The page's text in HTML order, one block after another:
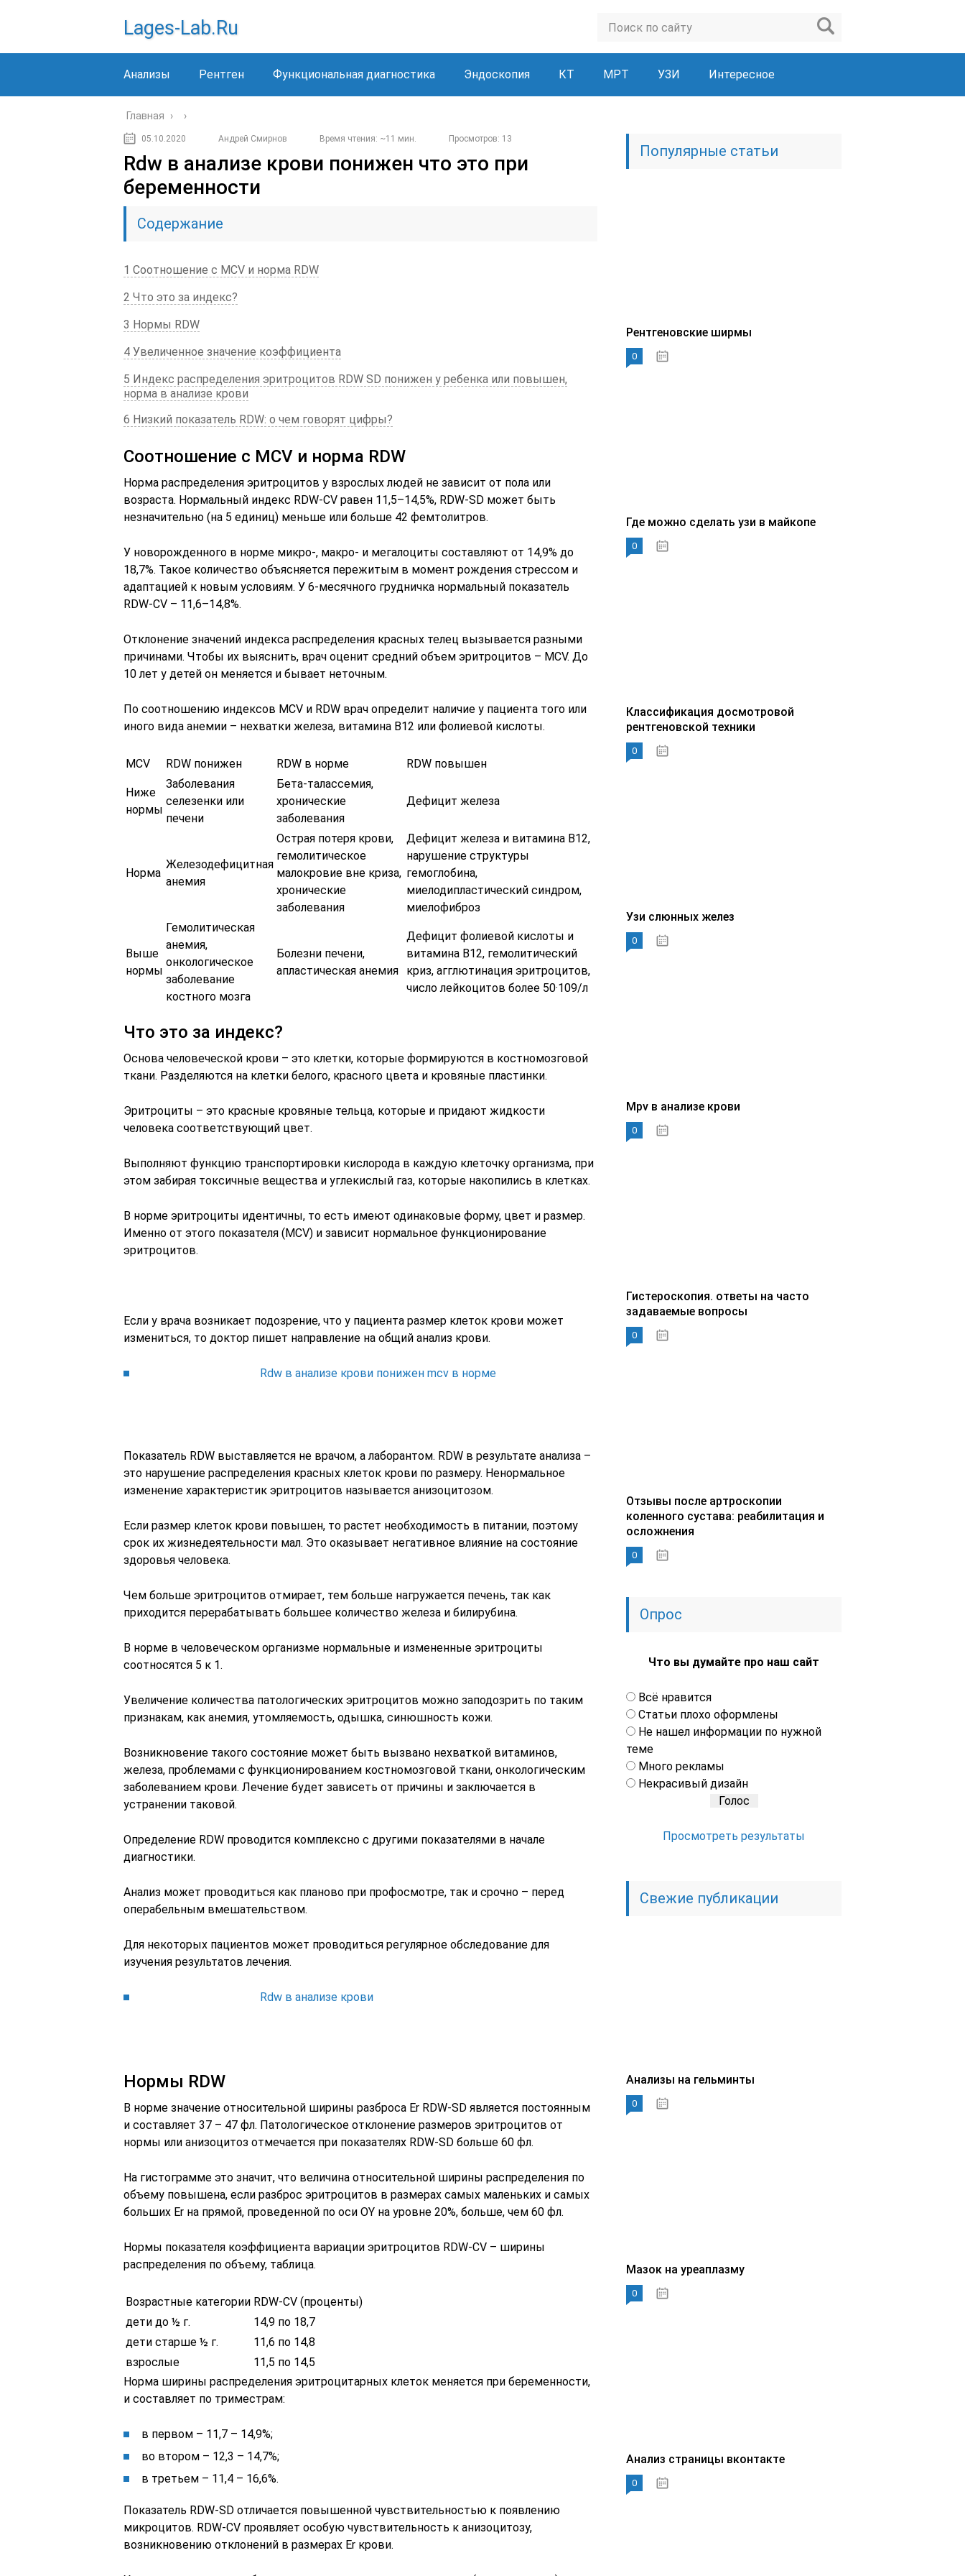
Lages-Lab.ru
Анализы Рентген Функциональная диагностика Эндоскопия КТ МРТ УЗИ Интересное
Главная › ›
05.10.2020 Андрей Смирнов Время чтения: ~11 мин. Просмотров: 13
Rdw в анализе крови понижен что это при
беременности
Содержание
1 Соотношение с MCV и норма RDW
2 Что это за индекс?
3 Нормы RDW
4 Увеличенное значение коэффициента
5 Индекс распределения эритроцитов RDW SD понижен у ребенка или повышен,
норма в анализе крови
6 Низкий показатель RDW: о чем говорят цифры?
Соотношение с MCV и норма RDW
Норма распределения эритроцитов у взрослых людей не зависит от пола или
возраста. Нормальный индекс RDW-CV равен 11,5–14,5%, RDW-SD может быть
незначительно (на 5 единиц) меньше или больше 42 фемтолитров.
У новорожденного в норме микро-, макро- и мегалоциты составляют от 14,9% до
18,7%. Такое количество объясняется пережитым в момент рождения стрессом и
адаптацией к новым условиям. У 6-месячного грудничка нормальный показатель
RDW-CV – 11,6–14,8%.
Отклонение значений индекса распределения красных телец вызывается разными
причинами. Чтобы их выяснить, врач оценит средний объем эритроцитов – MCV. До
10 лет у детей он меняется и бывает неточным.
По соотношению индексов MCV и RDW врач определит наличие у пациента того или
иного вида анемии – нехватки железа, витамина B12 или фолиевой кислоты.
MCV RDW понижен RDW в норме RDW повышен
Ниже
нормы
Заболевания
селезенки или
печени
Бета-талассемия,
хронические
заболевания
Дефицит железа
Норма
Железодефицитная
анемия
Острая потеря крови,
гемолитическое
малокровие вне криза,
хронические
заболевания
Дефицит железа и витамина B12,
нарушение структуры
гемоглобина,
миелодипластический синдром,
миелофиброз
Выше
нормы
Гемолитическая
анемия,
онкологическое
заболевание
костного мозга
Болезни печени,
апластическая анемия
Дефицит фолиевой кислоты и
витамина B12, гемолитический
криз, агглютинация эритроцитов,
число лейкоцитов более 50·109/л
Что это за индекс?
Основа человеческой крови – это клетки, которые формируются в костномозговой
ткани. Разделяются на клетки белого, красного цвета и кровяные пластинки.
Эритроциты – это красные кровяные тельца, которые и придают жидкости
человека соответствующий цвет.
Выполняют функцию транспортировки кислорода в каждую клеточку организма, при
этом забирая токсичные вещества и углекислый газ, которые накопились в клетках.
В норме эритроциты идентичны, то есть имеют одинаковые форму, цвет и размер.
Именно от этого показателя (MCV) и зависит нормальное функционирование
эритроцитов.
Если у врача возникает подозрение, что у пациента размер клеток крови может
измениться, то доктор пишет направление на общий анализ крови.
Rdw в анализе крови понижен mcv в норме
Показатель RDW выставляется не врачом, а лаборантом. RDW в результате анализа –
это нарушение распределения красных клеток крови по размеру. Ненормальное
изменение характеристик эритроцитов называется анизоцитозом.
Если размер клеток крови повышен, то растет необходимость в питании, поэтому
срок их жизнедеятельности мал. Это оказывает негативное влияние на состояние
здоровья человека.
Чем больше эритроцитов отмирает, тем больше нагружается печень, так как
приходится перерабатывать большее количество железа и билирубина.
В норме в человеческом организме нормальные и измененные эритроциты
соотносятся 5 к 1.
Увеличение количества патологических эритроцитов можно заподозрить по таким
признакам, как анемия, утомляемость, одышка, синюшность кожи.
Возникновение такого состояние может быть вызвано нехваткой витаминов,
железа, проблемами с функционированием костномозговой ткани, онкологическим
заболеванием крови. Лечение будет зависеть от причины и заключается в
устранении таковой.
Определение RDW проводится комплексно с другими показателями в начале
диагностики.
Анализ может проводиться как планово при профосмотре, так и срочно – перед
операбельным вмешательством.
Для некоторых пациентов может проводиться регулярное обследование для
изучения результатов лечения.
Rdw в анализе крови
Нормы RDW
В норме значение относительной ширины разброса Er RDW-SD является постоянным
и составляет 37 – 47 фл. Патологическое отклонение размеров эритроцитов от
нормы или анизоцитоз отмечается при показателях RDW-SD больше 60 фл.
На гистограмме это значит, что величина относительной ширины распределения по
объему повышена, если разброс эритроцитов в размерах самых маленьких и самых
больших Er на прямой, проведенной по оси OY на уровне 20%, больше, чем 60 фл.
Нормы показателя коэффициента вариации эритроцитов RDW-CV – ширины
распределения по объему, таблица.
Возрастные категории RDW-CV (проценты)
дети до ½ г.
14,9 по 18,7
дети старше ½ г.
11,6 по 14,8
взрослые
11,5 по 14,5
Норма ширины распределения эритроцитарных клеток меняется при беременности,
и составляет по триместрам:
в первом – 11,7 – 14,9%;
во втором – 12,3 – 14,7%;
в третьем – 11,4 – 16,6%.
Показатель RDW-SD отличается повышенной чувствительностью к появлению
микроцитов. RDW-CV проявляет особую чувствительность к анизоцитозу,
возникновению отклонений в размерах Er крови.
Популярные статьи
Рентгеновские ширмы
0
Где можно сделать узи в майкопе
0
Классификация досмотровой
рентгеновской техники
0
Узи слюнных желез
0
Mpv в анализе крови
0
Гистероскопия. ответы на часто
задаваемые вопросы
0
Отзывы после артроскопии
коленного сустава: реабилитация и
осложнения
0
Опрос
Что вы думайте про наш сайт
Всё нравится
Статьи плохо оформлены
Не нашел информации по нужной
теме
Много рекламы
Некрасивый дизайн
Просмотреть результаты
Свежие публикации
Анализы на гельминты
0
Мазок на уреаплазму
0
Анализ страницы вконтакте
0